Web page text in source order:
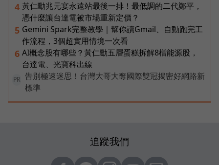
4 黃仁勳兆元宴永遠站最後一排！最低調的二代鄭平，
憑什麼讓台達電被市場重新定價？
5 Gemini Spark完整教學｜幫你讀Gmail、自動跑完工
作流程，3個超實用情境一次看
6 AI概念股有哪些？黃仁勳五層蛋糕拆解8檔能源股，
台達電、光寶科出線
PR
告別極速迷思！台灣大哥大奪國際雙冠揭密好網路新
標準
追蹤我們